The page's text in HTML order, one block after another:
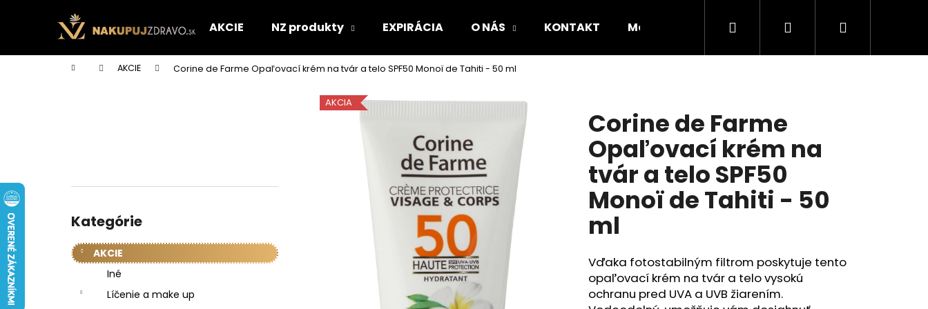
AKCIE NZ produkty EXPIRÁCIA O NÁS KONTAKT Moja objednávka RADY A INŠPIRÁCIE
Hľadať PrihlásenieNákupný
Domov AKCIE Corine de Farme Opaľovací krém na tvár a telo SPF50 Monoï de Tahiti - 50 ml
kategórie
Kategórie
AKCIE
Iné
Líčenie a make up
Corine de Farme
Opaľovací krém na
tvár a telo SPF50
Monoï de Tahiti - 50
ml
Vďaka fotostabilným filtrom poskytuje tento
opaľovací krém na tvár a telo vysokú
ochranu pred UVA a UVB žiarením.
AKCIA
í
Späť
do
Späť
do
Čo potrebujete nájsť?
HĽADAŤ
Odporúčame
Nasledujúce